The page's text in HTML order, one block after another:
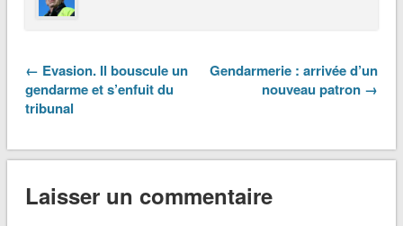
← Evasion. Il bouscule un
gendarme et s’enfuit du
tribunal
Gendarmerie : arrivée d’un
nouveau patron →
Laisser un commentaire